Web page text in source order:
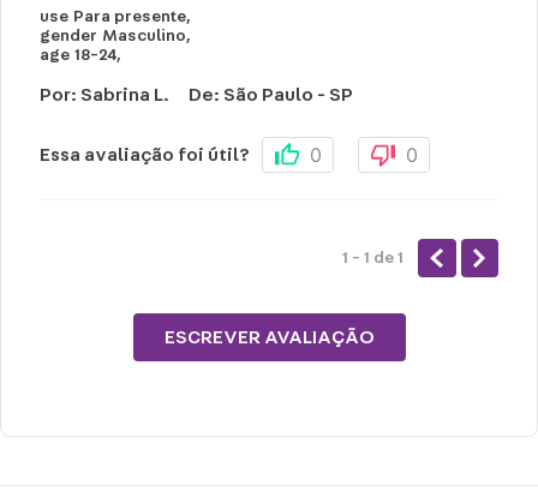
use Para presente,
gender Masculino,
age 18-24,
Por: Sabrina L. De: São Paulo - SP
Essa avaliação foi útil? 0 0
1 - 1 de 1
ESCREVER AVALIAÇÃO